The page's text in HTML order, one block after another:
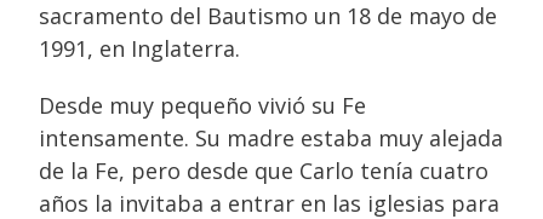
sacramento del Bautismo un 18 de mayo de
1991, en Inglaterra.
Desde muy pequeño vivió su Fe
intensamente. Su madre estaba muy alejada
de la Fe, pero desde que Carlo tenía cuatro
años la invitaba a entrar en las iglesias para